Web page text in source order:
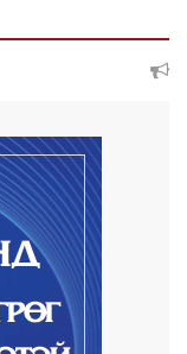
тэгш
29 хэм дулаан